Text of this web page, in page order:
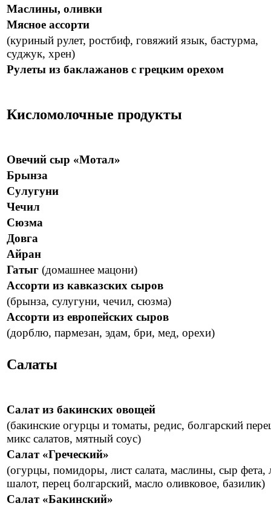
Маслины, оливки
Мясное ассорти
(куриный рулет, ростбиф, говяжий язык, бастурма,
суджук, хрен)
Рулеты из баклажанов с грецким орехом
Кисломолочные продукты
Овечий сыр «Мотал»
Брынза
Сулугуни
Чечил
Сюзма
Довга
Айран
Гатыг (домашнее мацони)
Ассорти из кавказских сыров
(брынза, сулугуни, чечил, сюзма)
Ассорти из европейских сыров
(дорблю, пармезан, эдам, бри, мед, орехи)
Салаты
Салат из бакинских овощей
(бакинские огурцы и томаты, редис, болгарский
микс салатов, мятный соус)
Салат «Греческий»
(огурцы, помидоры, лист салата, маслины, сыр фета,
шалот, перец болгарский, масло оливковое, базилик)
Салат «Бакинский»